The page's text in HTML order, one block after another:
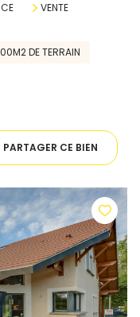
VENTE
DE TERRAIN
PARTAGER CE BIEN